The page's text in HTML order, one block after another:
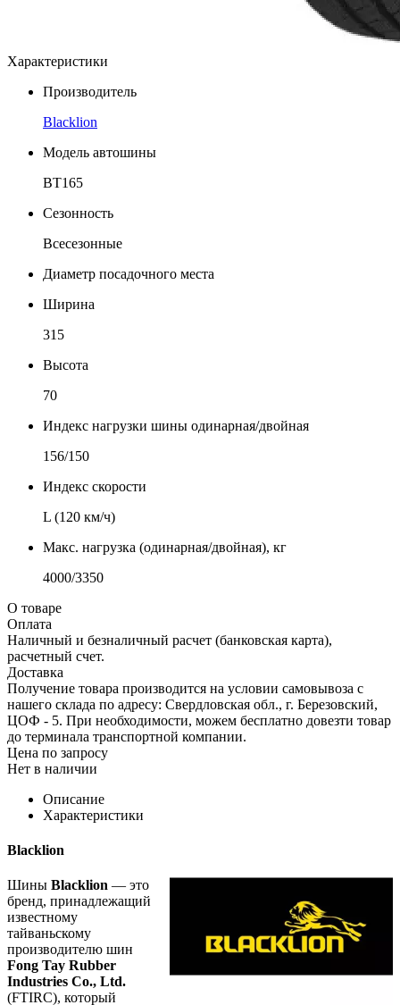
Характеристики
Производитель
Blacklion
Модель автошины
BT165
Сезонность
Всесезонные
Диаметр посадочного места
Ширина
315
Высота
70
Индекс нагрузки шины одинарная/двойная
156/150
Индекс скорости
L (120 км/ч)
Макс. нагрузка (одинарная/двойная), кг
4000/3350
О товаре
Оплата
Наличный и безналичный расчет (банковская карта),
расчетный счет.
Доставка
Получение товара производится на условии самовывоза с
нашего склада по адресу: Свердловская обл., г. Березовский,
ЦОФ - 5. При необходимости, можем бесплатно довезти товар
до терминала транспортной компании.
Цена по запросу
Нет в наличии
Описание
Характеристики
Blacklion
Шины Blacklion — это
бренд, принадлежащий
известному
тайваньскому
производителю шин
Fong Tay Rubber
Industries Co., Ltd.
(FTIRC), который